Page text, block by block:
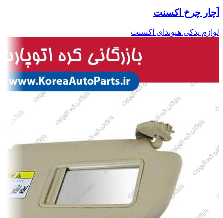
آچار چرخ اکسنت
لوازم یدکی هیوندای اکسنت